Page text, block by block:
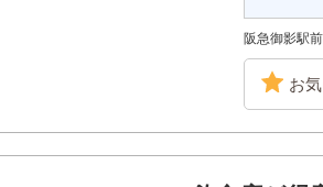
阪急御影駅
お